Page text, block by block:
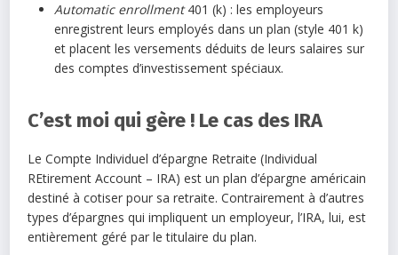
Automatic enrollment401 (k) : les employeurs
enregistrent leurs employés dans un plan (style 401 k)
et placent les versements déduits de leurs salaires sur
des comptes d’investissement spéciaux.
C’est moi qui gère ! Le cas des IRA
Le Compte Individuel d’épargne Retraite (Individual
REtirement Account – IRA) est un plan d’épargne américain
destiné à cotiser pour sa retraite. Contrairement à d’autres
types d’épargnes qui impliquent un employeur, l’IRA, lui, est
entièrement géré par le titulaire du plan.